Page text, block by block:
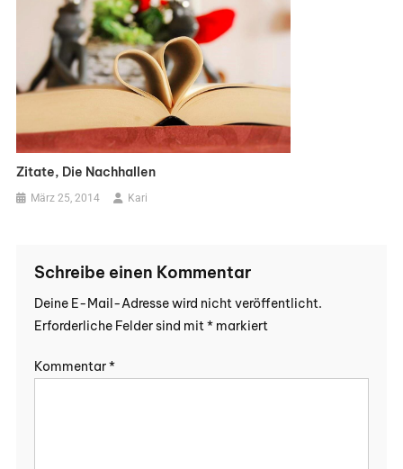
Zitate, Die Nachhallen
März 25, 2014 Kari
Schreibe einen Kommentar
Deine E-Mail-Adresse wird nicht veröffentlicht.
Erforderliche Felder sind mit*markiert
Kommentar*